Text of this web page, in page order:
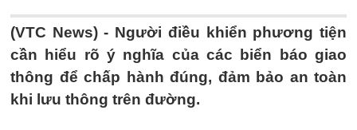
(VTC News) - Người điều khiển phương tiện
cần hiểu rõ ý nghĩa của các biển báo giao
thông để chấp hành đúng, đảm bảo an toàn
khi lưu thông trên đường.